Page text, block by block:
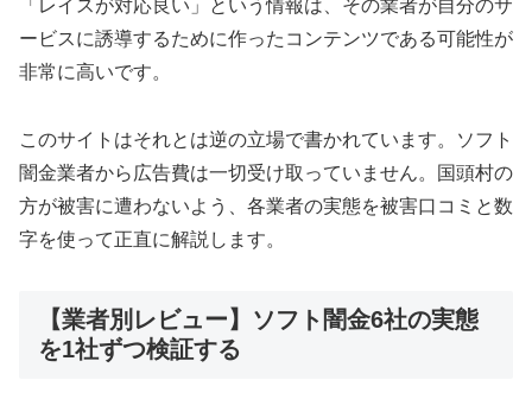
「レイスが対応良い」という情報は、その業者が自分のサ
ービスに誘導するために作ったコンテンツである可能性が
非常に高いです。
このサイトはそれとは逆の立場で書かれています。ソフト
闇金業者から広告費は一切受け取っていません。国頭村の
方が被害に遭わないよう、各業者の実態を被害口コミと数
字を使って正直に解説します。
【業者別レビュー】ソフト闇金6社の実態
を1社ずつ検証する